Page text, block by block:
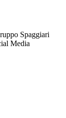
Spaggiari
Media